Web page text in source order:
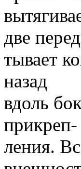
две
тывает
назад
вдоль
прикреп-
ления.